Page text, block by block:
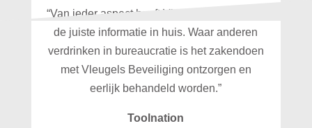
“Van ieder aspect heeft Vleugels Beveiliging
de juiste informatie in huis. Waar anderen
verdrinken in bureaucratie is het zakendoen
met Vleugels Beveiliging ontzorgen en
eerlijk behandeld worden.”
Toolnation